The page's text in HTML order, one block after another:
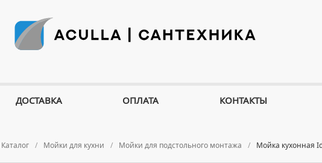
Каталог Мойки для кухни Мойки для подстольного монтажа Мойка кухонная
ДОСТАВКА ОПЛАТА КОНТАКТЫ